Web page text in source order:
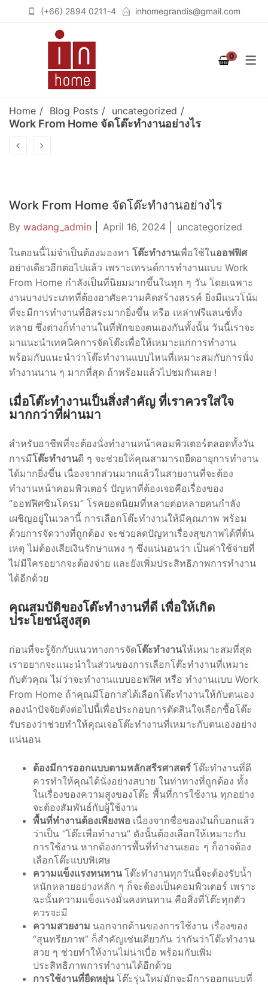
COLLECTION
STUTTGART
BERLIN
BREMEN
ROOM
เฟอร์นิเจอร์สำหรับห้องนอน
เฟอร์นิเจอร์สำหรับห้องนั่งเล่น
(LIVING ROOM)
PRODUCT
เตียงนอน (BEDS)
IN CLOSET)
ชั้นวางจอคอมพิวเตอร์
ชั้นวางทีวี (TV CABINETS)
ตู้เก็บของอเนกประสงค์
(SIDEBOARDS)
โต๊ะกลาง (COFFEE TABLES)
ตู้ลิ้นชัก (DRAWER CHESTS)
โต๊ะเครื่องแป้ง (DRESSING
TABLES)
ชั้นวางของ (SHELVES)
ชั้นวางรองเท้า (SHOES
CABINETS)
ตู้ข้างเตียง (SIDE TABLES)
โต๊ะทำงาน (DESKS)
(+66) 2894 0211-4 inhomegrandis@gmail.com
0
Home Blog Posts uncategorized
Work From Home จัดโต๊ะทำงานอย่างไร
Work From Home จัดโต๊ะทำงานอย่างไร
By wadang_admin April 16, 2024 uncategorized
ในตอนนี้ไม่จำเป็นต้องมองหา โต๊ะทำงานเพื่อใช้ในออฟฟิศ
อย่างเดียวอีกต่อไปแล้ว เพราะเทรนด์การทำงานแบบ Work
From Home กำลังเป็นที่นิยมมากขึ้นในทุก ๆ วัน โดยเฉพาะ
งานบางประเภทที่ต้องอาศัยความคิดสร้างสรรค์ ยิ่งมีแนวโน้ม
ที่จะมีการทำงานที่อิสระมากยิ่งขึ้น หรือ เหล่าฟรีแลนซ์ทั้ง
หลาย ซึ่งต่างก็ทำงานในที่พักของตนเองกันทั้งนั้น วันนี้เราจะ
มาแนะนำเทคนิคการจัดโต๊ะเพื่อให้เหมาะแก่การทำงาน
พร้อมกับแนะนำว่าโต๊ะทำงานแบบไหนที่เหมาะสมกับการนั่ง
ทำงานนาน ๆ มากที่สุด ถ้าพร้อมแล้วไปชมกันเลย !
เมื่อโต๊ะทำงานเป็นสิ่งสำคัญ ที่เราควรใส่ใจ
มากกว่าที่ผ่านมา
สำหรับอาชีพที่จะต้องนั่งทำงานหน้าคอมพิวเตอร์ตลอดทั้งวัน
การมีโต๊ะทำงานดี ๆ จะช่วยให้คุณสามารถยืดอายุการทำงาน
ได้มากยิ่งขึ้น เนื่องจากส่วนมากแล้วในสายงานที่จะต้อง
ทำงานหน้าคอมพิวเตอร์ ปัญหาที่ต้องเจอคือเรื่องของ
“ออฟฟิศซินโดรม” โรคยอดนิยมที่หลายต่อหลายคนกำลัง
เผชิญอยู่ในเวลานี้ การเลือกโต๊ะทำงานให้มีคุณภาพ พร้อม
ด้วยการจัดวางที่ถูกต้อง จะช่วยลดปัญหาเรื่องสุขภาพได้ที่ต้น
เหตุ ไม่ต้องเสียเงินรักษาแพง ๆ ซึ่งแน่นอนว่า เป็นค่าใช้จ่ายที่
ไม่มีใครอยากจะต้องจ่าย และยังเพิ่มประสิทธิภาพการทำงาน
ได้อีกด้วย
คุณสมบัติของโต๊ะทำงานที่ดี เพื่อให้เกิด
ประโยชน์สูงสุด
ก่อนที่จะรู้จักกับแนวทางการจัดโต๊ะทำงานให้เหมาะสมที่สุด
เราอยากจะแนะนำในส่วนของการเลือกโต๊ะทำงานที่เหมาะ
กับตัวคุณ ไม่ว่าจะทำงานแบบออฟฟิศ หรือ ทำงานแบบ Work
From Home ถ้าคุณมีโอกาสได้เลือกโต๊ะทำงานให้กับตนเอง
ลองนำปัจจัยดังต่อไปนี้เพื่อประกอบการตัดสินใจเลือกซื้อโต๊ะ
รับรองว่าช่วยทำให้คุณเจอโต๊ะทำงานที่เหมาะกับตนเองอย่าง
แน่นอน
ต้องมีการออกแบบตามหลักสรีรศาสตร์ โต๊ะทำงานที่ดี
ควรทำให้คุณได้นั่งอย่างสบาย ในท่าทางที่ถูกต้อง ทั้ง
ในเรื่องของความสูงของโต๊ะ พื้นที่การใช้งาน ทุกอย่าง
จะต้องสัมพันธ์กับผู้ใช้งาน
พื้นที่ทำงานต้องเพียงพอ เนื่องจากชื่อของมันก็บอกแล้ว
ว่าเป็น “โต๊ะเพื่อทำงาน” ดังนั้นต้องเลือกให้เหมาะกับ
การใช้งาน หากต้องการพื้นที่ทำงานเยอะ ๆ ก็อาจต้อง
เลือกโต๊ะแบบพิเศษ
ความแข็งแรงทนทานโต๊ะทำงานทุกวันนี้จะต้องรับน้ำ
หนักหลายอย่างหลัก ๆ ก็จะต้องเป็นคอมพิวเตอร์ เพราะ
ฉะนั้นความแข็งแรงมั่นคงทนทาน คือสิ่งที่โต๊ะทุกตัว
ควรจะมี
ความสวยงาม นอกจากด้านของการใช้งาน เรื่องของ
“สุนทรียภาพ” ก็สำคัญเช่นเดียวกัน ว่ากันว่าโต๊ะทำงาน
สวย ๆ ช่วยทำให้งานไม่น่าเบื่อ พร้อมกับเพิ่ม
ประสิทธิภาพการทำงานได้อีกด้วย
การใช้งานที่ยืดหยุ่นโต๊ะรุ่นใหม่มักจะมีการออกแบบที่